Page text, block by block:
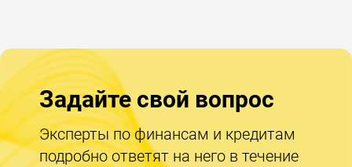
Задайте свой вопрос
Эксперты по финансам и кредитам
подробно ответят на него в течение